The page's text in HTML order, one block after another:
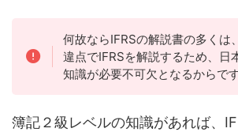
何故ならIFRSの解説書の多くは
違点でIFRSを解説するため、日
知識が必要不可欠となるからです
簿記２級レベルの知識があれば、